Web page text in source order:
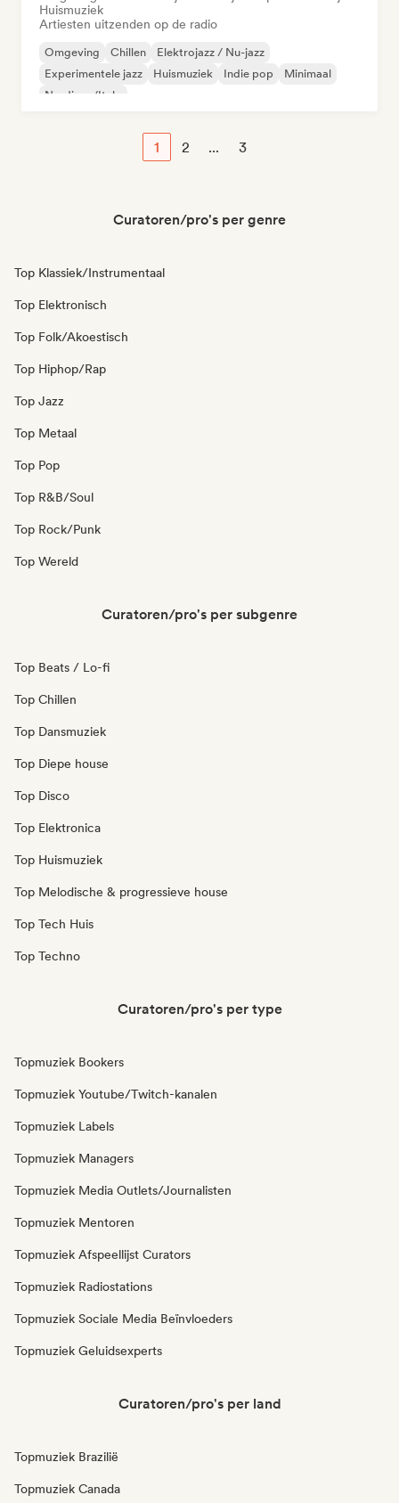
Huismuziek
Artiesten uitzenden op de radio
Omgeving Chillen
Elektrojazz / Nu-jazz
Experimentele jazz
Huismuziek Indie pop
Minimaal
Nu-disco/Italo
1 2 ... 3
Curatoren/pro's per genre
Top Klassiek/Instrumentaal
Top Elektronisch
Top Folk/Akoestisch
Top Hiphop/Rap
Top Jazz
Top Metaal
Top Pop
Top R&B/Soul
Top Rock/Punk
Top Wereld
Curatoren/pro's per subgenre
Top Beats / Lo-fi
Top Chillen
Top Dansmuziek
Top Diepe house
Top Disco
Top Elektronica
Top Huismuziek
Top Melodische & progressieve house
Top Tech Huis
Top Techno
Curatoren/pro's per type
Topmuziek Bookers
Topmuziek Youtube/Twitch-kanalen
Topmuziek Labels
Topmuziek Managers
Topmuziek Media Outlets/Journalisten
Topmuziek Mentoren
Topmuziek Afspeellijst Curators
Topmuziek Radiostations
Topmuziek Sociale Media Beïnvloeders
Topmuziek Geluidsexperts
Curatoren/pro's per land
Topmuziek Brazilië
Topmuziek Canada